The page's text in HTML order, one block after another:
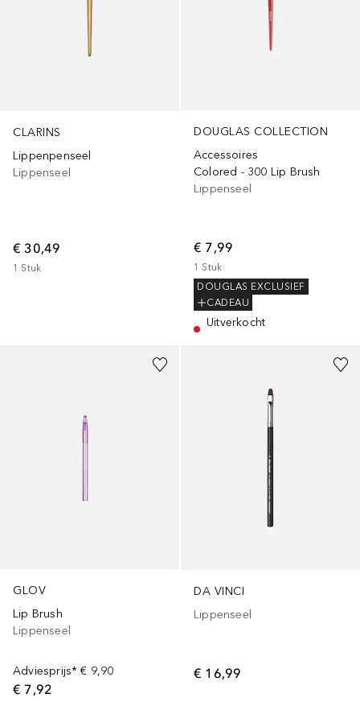
CLARINS
Lippenpenseel
Lippenseel
€ 30,49
1 Stuk
DOUGLAS COLLECTION
Accessoires
Colored - 300 Lip Brush
Lippenseel
€ 7,99
1 Stuk
DOUGLAS EXCLUSIEF
CADEAU
Uitverkocht
GLOV
Lip Brush
Lippenseel
Adviesprijs* € 9,90
€ 7,92
DA VINCI
Lippenseel
€ 16,99